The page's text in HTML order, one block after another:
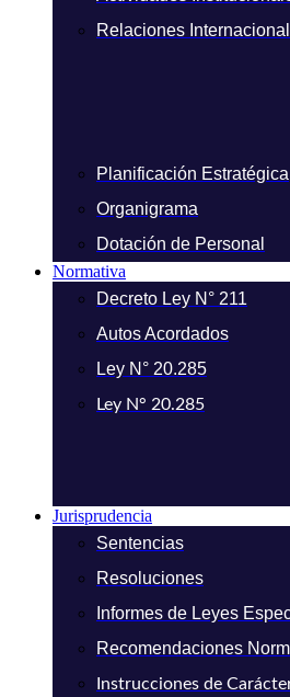
Relaciones
Planificación Estratégica
Organigrama
Dotación de Personal
Normativa
Decreto Ley N° 211
Autos Acordados
Ley N° 20.285
Ley N° 20.285
Jurisprudencia
Sentencias
Resoluciones
Informes de Leyes
Recomendaciones
Instrucciones de